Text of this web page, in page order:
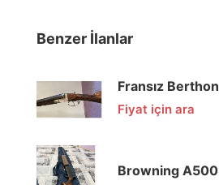
Benzer İlanlar
Fiyat için ara
Browning A500